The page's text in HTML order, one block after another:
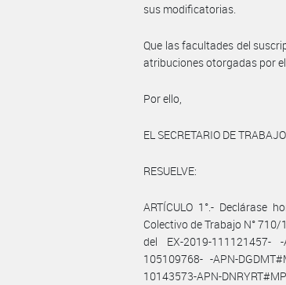
sus modificatorias.
Que las facultades del
atribuciones otorgadas por
Por ello,
EL SECRETARIO DE TRABAJO
RESUELVE:
ARTÍCULO 1°.- Declárase
Colectivo de Trabajo N°
del EX-2019-
105109768- -APN-
10143573-APN-